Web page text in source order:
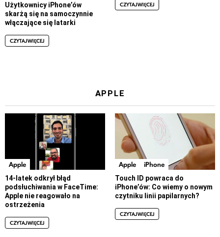
Użytkownicy iPhone’ów
skarżą się na samoczynnie
włączające się latarki
CZYTAJ WIĘCEJ
CZYTAJ WIĘCEJ
APPLE
Apple
14-latek odkrył błąd
podsłuchiwania w FaceTime:
Apple nie reagowało na
ostrzeżenia
CZYTAJ WIĘCEJ
Apple iPhone
Touch ID powraca do
iPhone’ów: Co wiemy o nowym
czytniku linii papilarnych?
CZYTAJ WIĘCEJ